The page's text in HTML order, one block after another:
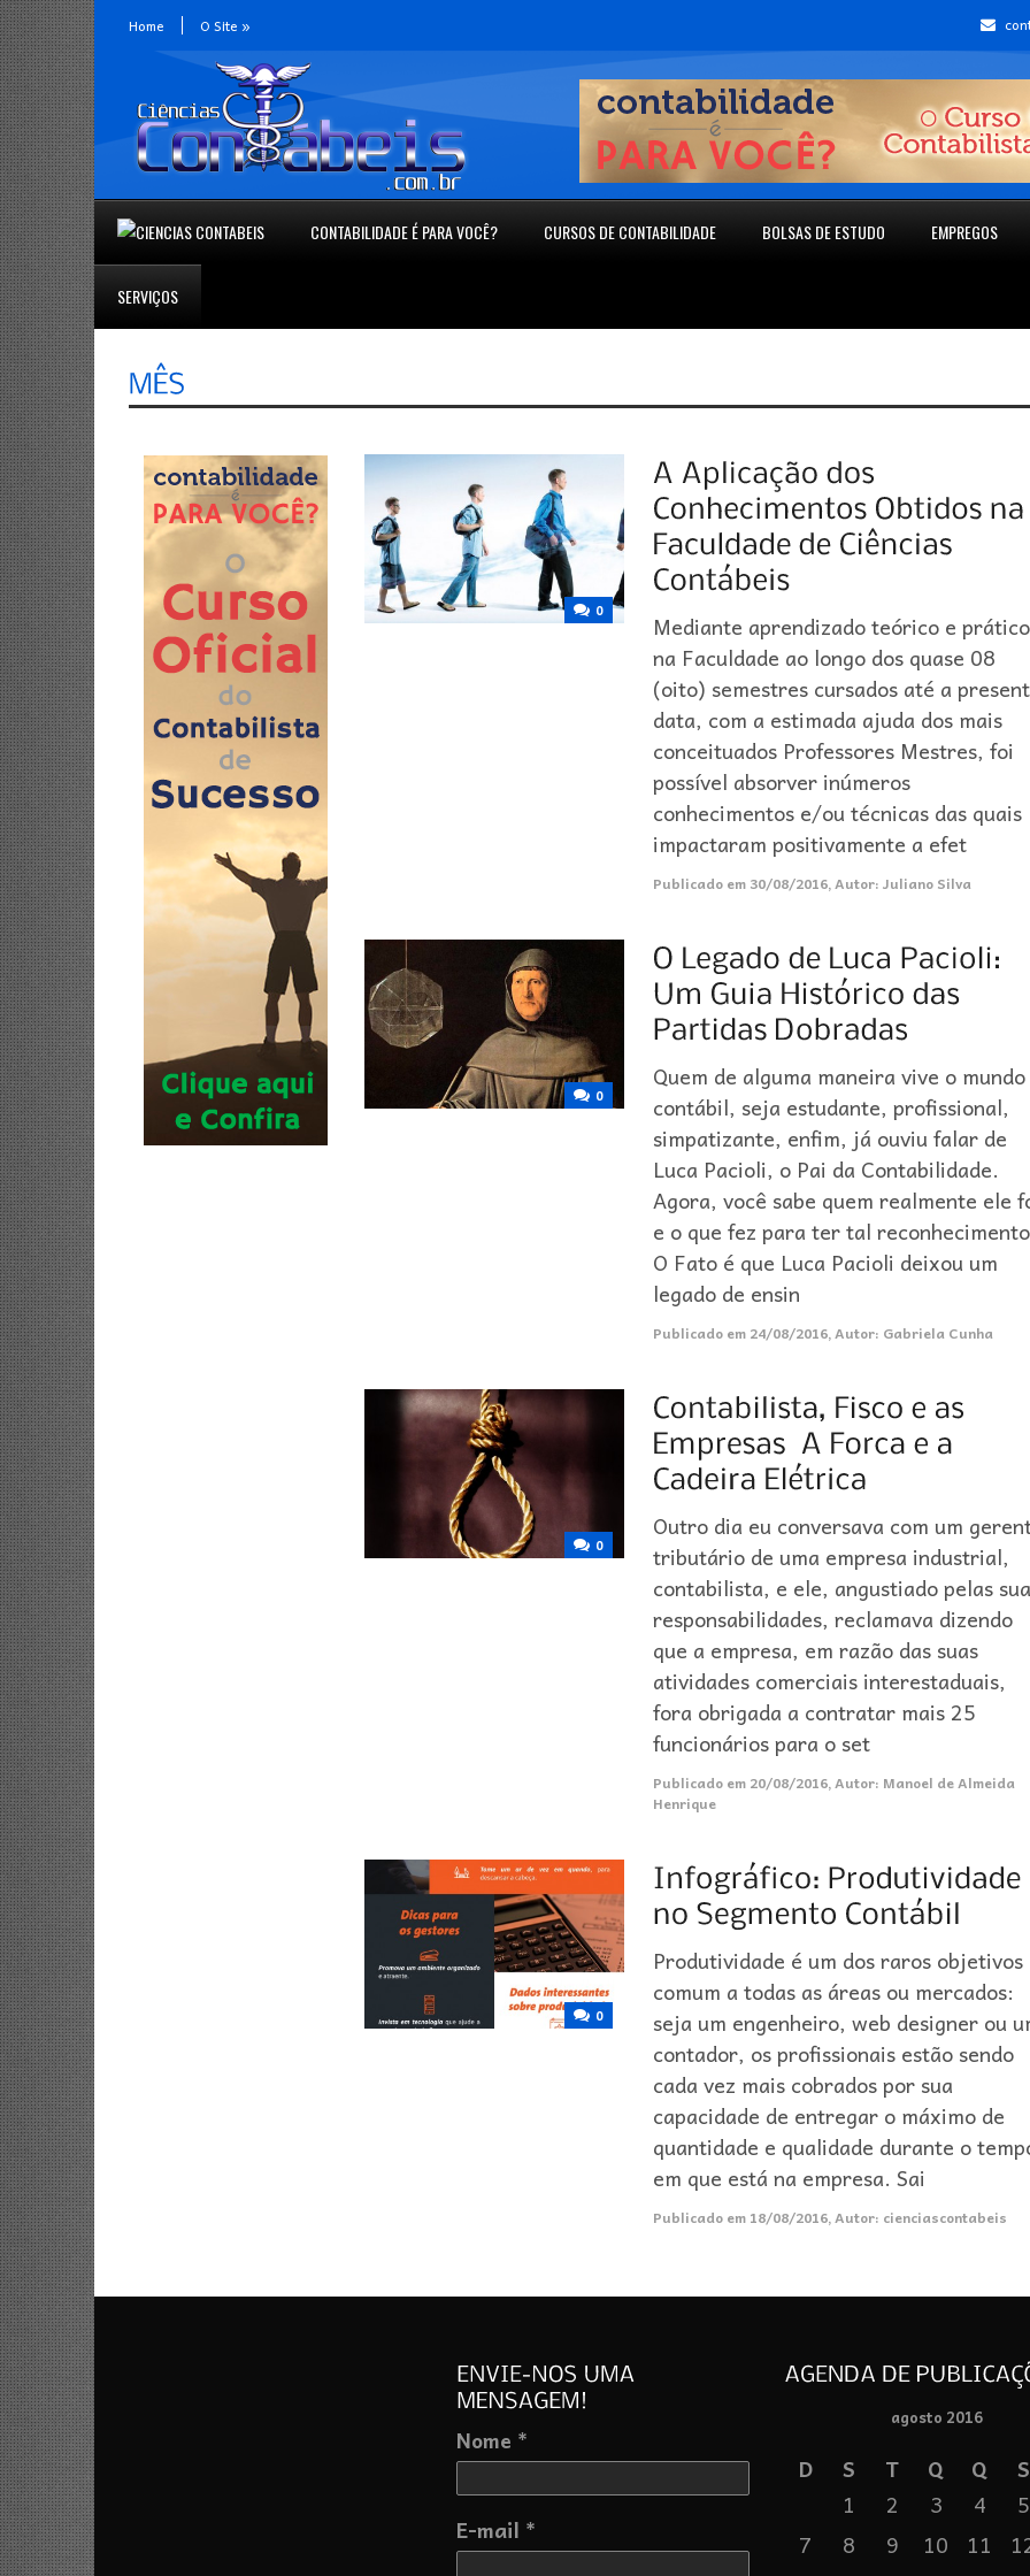
Home O Site »
CONTABILIDADE É PARA VOCÊ? CURSOS DE CONTABILIDADE BOLSAS DE ESTUDO EMPREGOS
SERVIÇOS
0
Mediante aprendizado teórico e prático
na Faculdade ao longo dos quase 08
(oito) semestres cursados até a
data, com a estimada ajuda dos mais
conceituados Professores Mestres, foi
possível absorver inúmeros
conhecimentos e/ou técnicas das quais
impactaram positivamente a efet
Publicado em 30/08/2016,Autor:Juliano Silva
0
Quem de alguma maneira vive o mundo
contábil, seja estudante, profissional,
simpatizante, enfim, já ouviu falar de
Luca Pacioli, o Pai da Contabilidade.
Agora, você sabe quem realmente ele
e o que fez para ter tal
O Fato é que Luca Pacioli deixou um
legado de ensin
Publicado em 24/08/2016,Autor: Gabriela Cunha
0
Outro dia eu conversava com um
tributário de uma empresa industrial,
contabilista, e ele, angustiado pelas
responsabilidades, reclamava dizendo
que a empresa, em razão das suas
atividades comerciais interestaduais,
fora obrigada a contratar mais 25
funcionários para o set
Publicado em 20/08/2016,Autor: Manoel de Almeida
Henrique
0
Produtividade é um dos raros objetivos
comum a todas as áreas ou mercados:
seja um engenheiro, web designer ou
contador, os profissionais estão sendo
cada vez mais cobrados por sua
capacidade de entregar o máximo de
quantidade e qualidade durante o
em que está na empresa. Sai
Publicado em 18/08/2016,Autor: cienciascontabeis
Nome *
E-mail *
agosto 2016
D S T Q Q
S
1
2 3 4
5
7
8 9 10 11